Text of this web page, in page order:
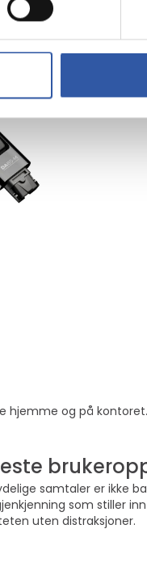
og på kontoret.
samtaler er ikke
som stiller
uten distraksjoner.